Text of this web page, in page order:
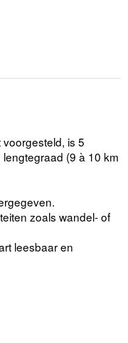
is 5
(9 à 10 km
zoals wandel- of
leesbaar en